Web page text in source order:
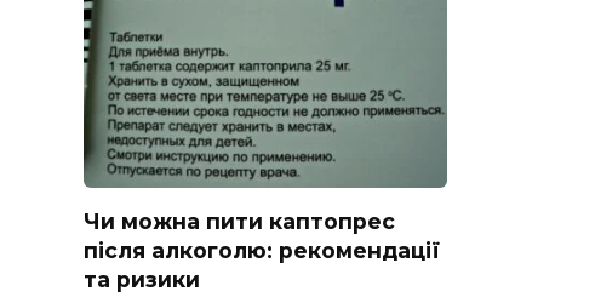
Чи можна пити каптопрес
після алкоголю: рекомендації
та ризики